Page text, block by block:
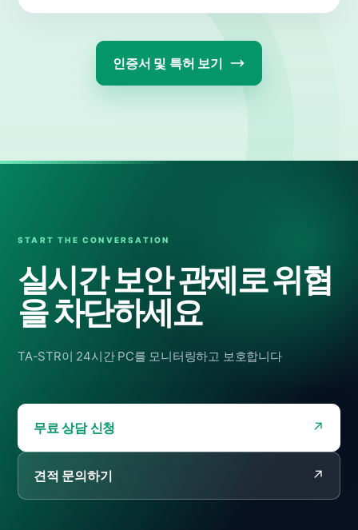
인증서 및 특허 보기
실시간 보안 관제로위협
을 차단하세요
TA-STR이 24시간 PC를 모니터링하고 보호합니다
무료 상담 신청
견적 문의하기